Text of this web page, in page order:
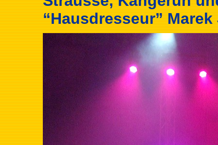
“Hausdresseur” Marek